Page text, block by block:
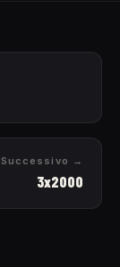
Successivo →
3x2000